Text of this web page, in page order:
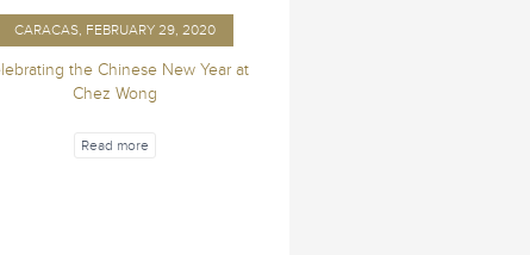
CARACAS, FEBRUARY 29, 2020
the Chinese New Year at
Chez Wong
Read more